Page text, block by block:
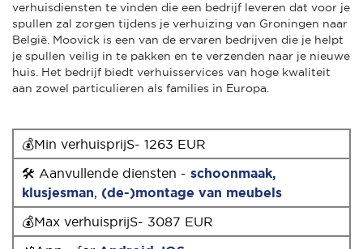
verhuisdiensten te vinden die een bedrijf leveren dat voor je
spullen zal zorgen tijdens je verhuizing van Groningen naar
België. Moovick is een van de ervaren bedrijven die je helpt
je spullen veilig in te pakken en te verzenden naar je nieuwe
huis. Het bedrijf biedt verhuisservices van hoge kwaliteit
aan zowel particulieren als families in Europa.
💰Min verhuisprijS- 1263 EUR
🛠 Aanvullende diensten - schoonmaak,
klusjesman, (de-)montage van meubels
💰Max verhuisprijS- 3087 EUR